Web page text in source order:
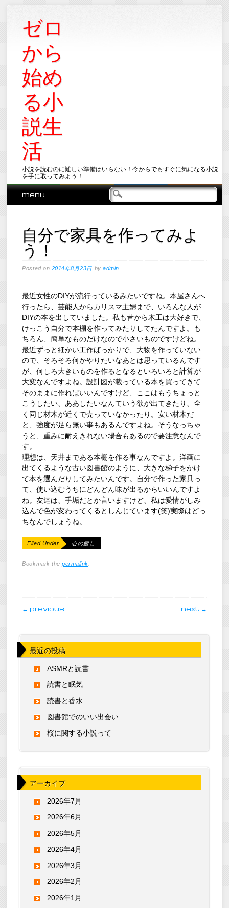
ゼロ
から
始め
る小
説生
活
小説を読むのに難しい準備はいらない！今からでもすぐに気になる小説
を手に取ってみよう！
Main menu
Skip
menu
自分で家具を作ってみよ
う！
Posted on 2014年8月23日 byadmin
最近女性のDIYが流行っているみたいですね。本屋さんへ
行ったら、芸能人からカリスマ主婦まで、いろんな人が
DIYの本を出していました。私も昔から木工は大好きで、
けっこう自分で本棚を作ってみたりしてたんですよ。も
ちろん、簡単なものだけなので小さいものですけどね。
最近ずっと細かい工作ばっかりで、大物を作っていない
ので、そろそろ何かやりたいなあとは思っているんです
が、何しろ大きいものを作るとなるといろいろと計算が
大変なんですよね。設計図が載っている本を買ってきて
そのままに作ればいいんですけど、ここはもうちょっと
こうしたい、ああしたいなんていう欲が出てきたり、全
く同じ材木が近くで売っていなかったり。安い材木だ
と、強度が足ら無い事もあるんですよね。そうなっちゃ
うと、重みに耐えきれない場合もあるので要注意なんで
す。
理想は、天井まである本棚を作る事なんですよ。洋画に
出てくるような古い図書館のように、大きな梯子をかけ
て本を選んだりしてみたいんです。自分で作った家具っ
て、使い込むうちにどんどん味が出るからいいんですよ
ね。友達は、手垢だとか言いますけど、私は愛情がしみ
込んで色が変わってくるとしんじています(笑)実際はどっ
ちなんでしょうね。
Filed Under 心の癒し
Bookmark thepermalink.
post navigation
← previous next →
最近の投稿
ASMRと読書
読書と眠気
読書と香水
図書館でのいい出会い
桜に関する小説って
アーカイブ
2026年7月
2026年6月
2026年5月
2026年4月
2026年3月
2026年2月
2026年1月